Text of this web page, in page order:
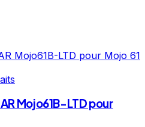
Mojo61B-LTD pour